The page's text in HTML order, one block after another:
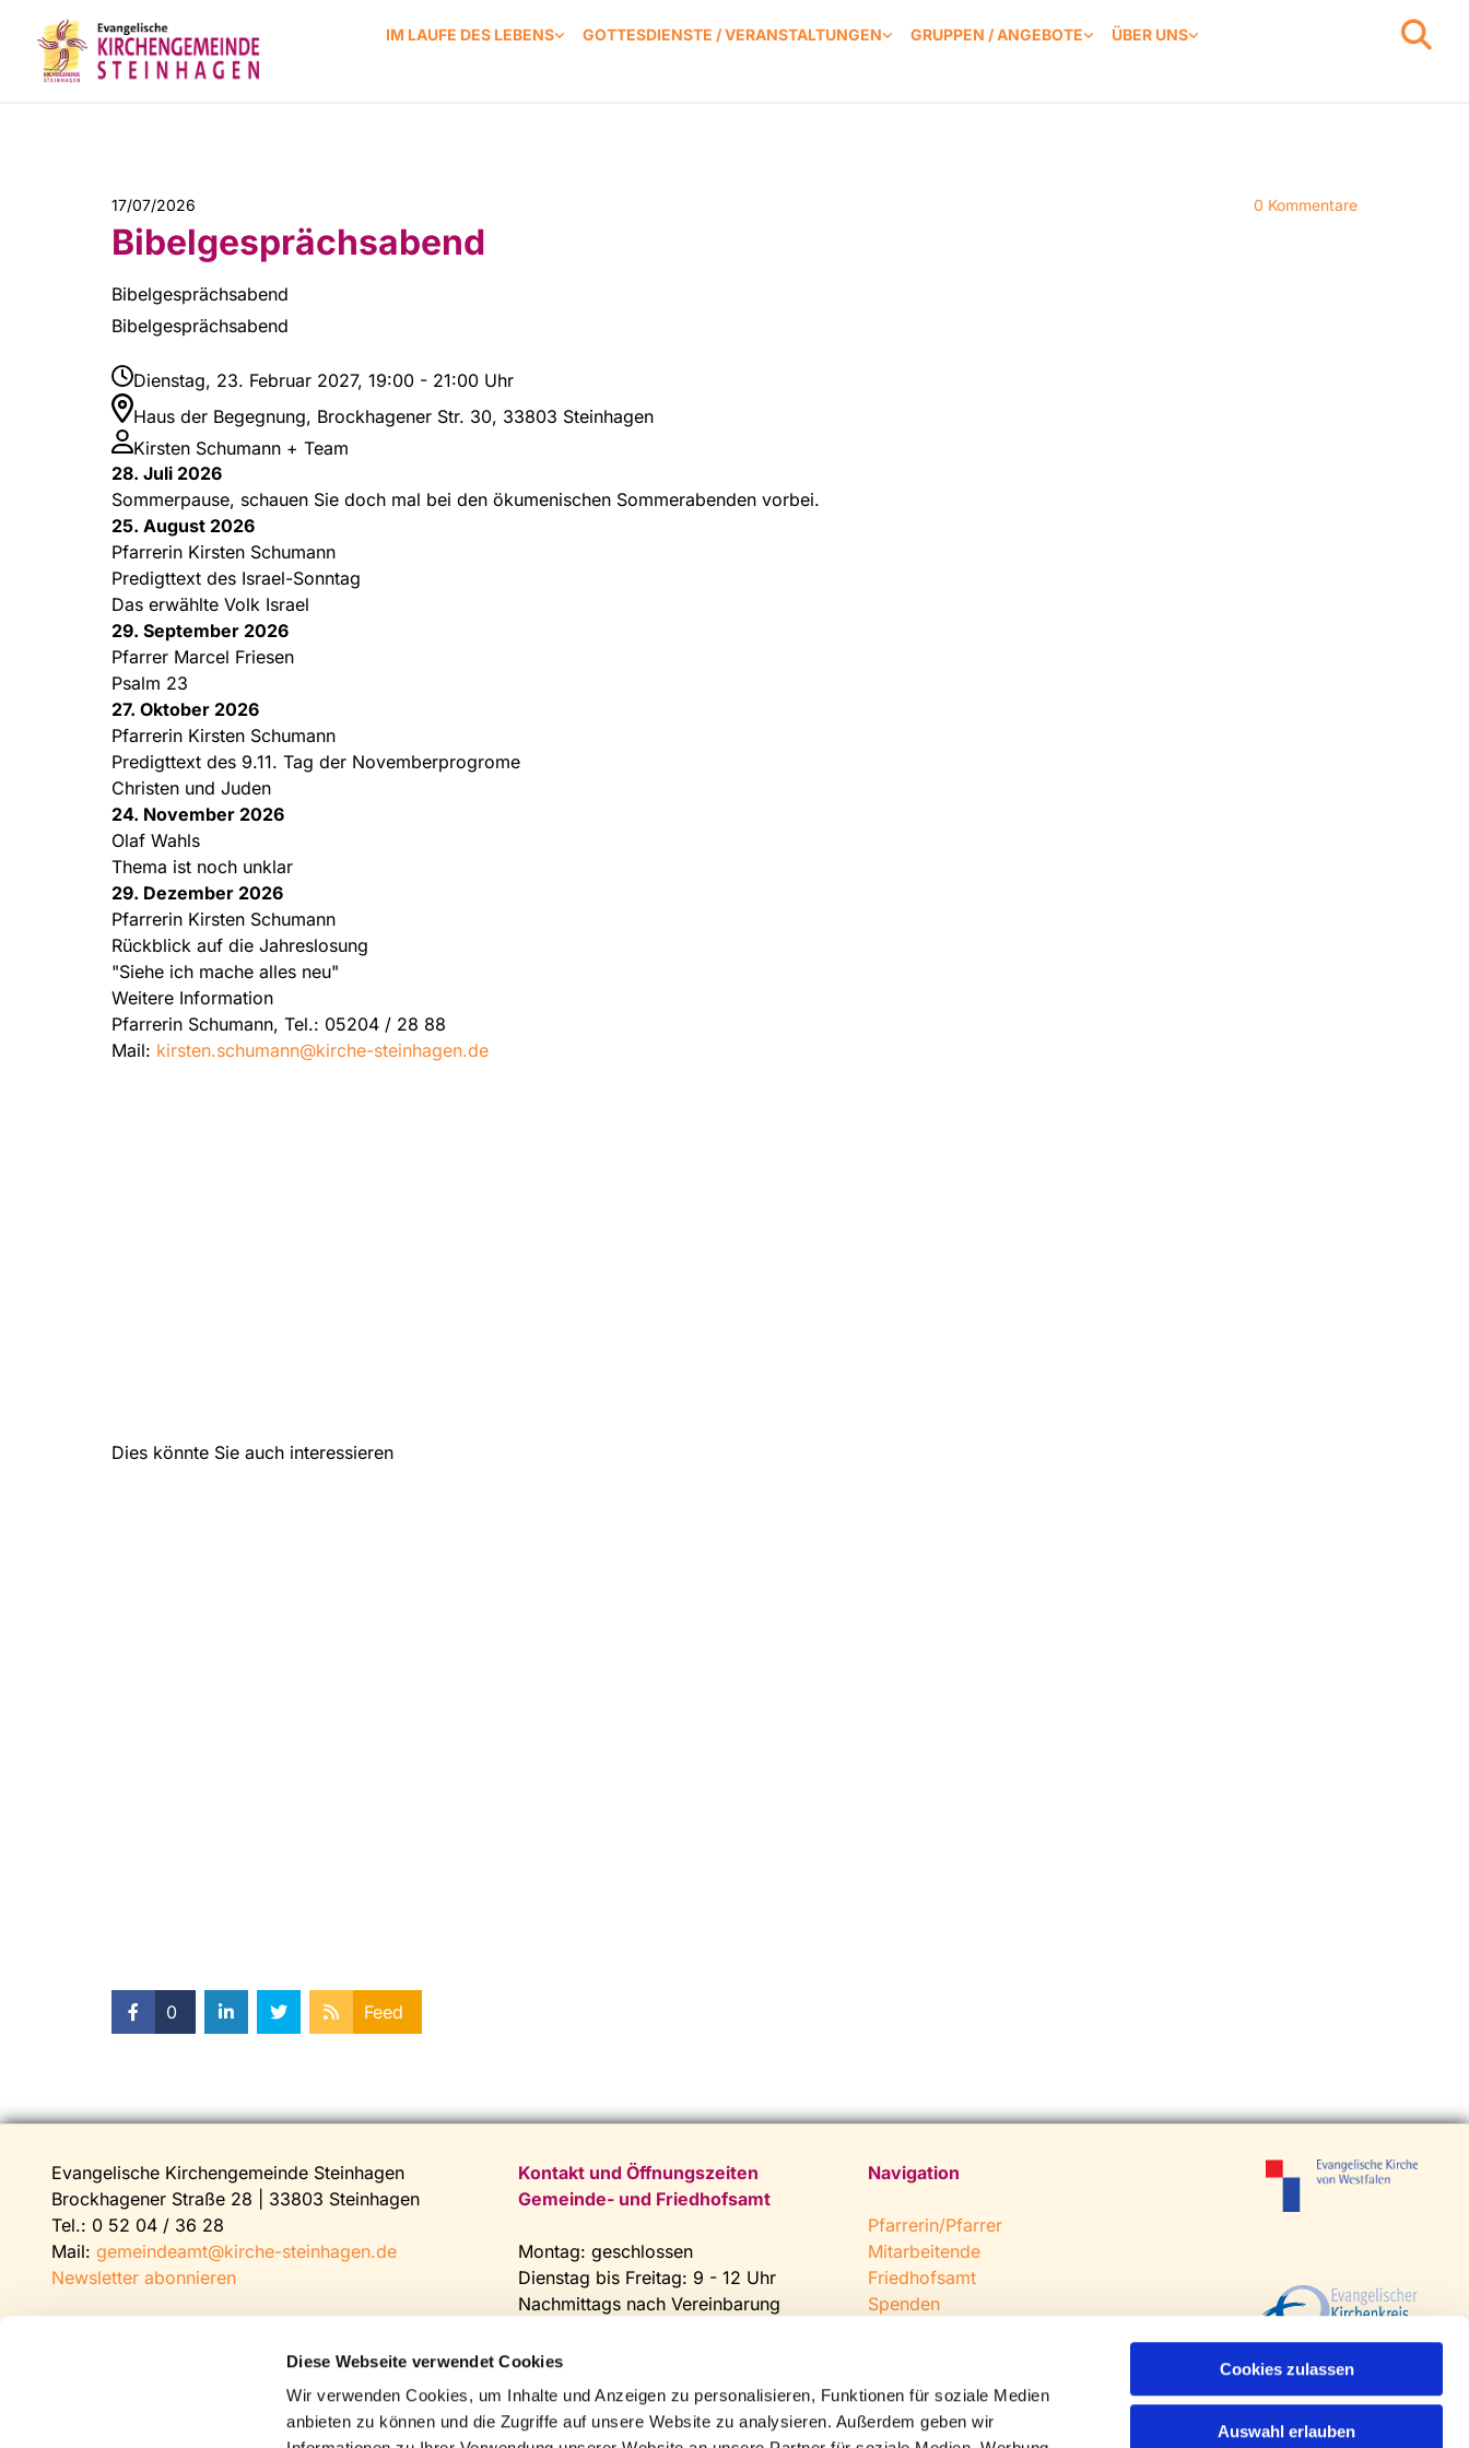
Diese Webseite verwendet Cookies
Wir verwenden Cookies, um Inhalte und Anzeigen zu personalisieren, Funktionen für soziale Medien
anbieten zu können und die Zugriffe auf unsere Website zu analysieren. Außerdem geben wir
Cookies zulassen
Auswahl erlauben
IM LAUFE DES LEBENS GOTTESDIENSTE / VERANSTALTUNGEN GRUPPEN / ANGEBOTE ÜBER UNS
17/07/2026 0 Kommentare
Bibelgesprächsabend
Bibelgesprächsabend
Bibelgesprächsabend
Dienstag, 23. Februar 2027, 19:00 - 21:00 Uhr
Haus der Begegnung, Brockhagener Str. 30, 33803 Steinhagen
Kirsten Schumann + Team
28. Juli 2026
Sommerpause, schauen Sie doch mal bei den ökumenischen Sommerabenden vorbei.
25. August 2026
Pfarrerin Kirsten Schumann
Predigttext des Israel-Sonntag
Das erwählte Volk Israel
29. September 2026
Pfarrer Marcel Friesen
Psalm 23
27. Oktober 2026
Pfarrerin Kirsten Schumann
Predigttext des 9.11. Tag der Novemberprogrome
Christen und Juden
24. November 2026
Olaf Wahls
Thema ist noch unklar
29. Dezember 2026
Pfarrerin Kirsten Schumann
Rückblick auf die Jahreslosung
"Siehe ich mache alles neu"
Weitere Information
Pfarrerin Schumann, Tel.: 05204 / 28 88
Mail: kirsten.schumann@kirche-steinhagen.de
Dies könnte Sie auch interessieren
0 Feed
Evangelische Kirchengemeinde Steinhagen
Brockhagener Straße 28 | 33803 Steinhagen
Tel.: 0 52 04 / 36 28
Mail: gemeindeamt@kirche-steinhagen.de
Newsletter abonnieren
Kontakt und Öffnungszeiten
Gemeinde- und Friedhofsamt
Montag: geschlossen
Dienstag bis Freitag: 9 - 12 Uhr
Nachmittags nach Vereinbarung
Tel:0 52 04 / 36 28
Mail: gemeindeamt@kirche-
steinhagen.de
Navigation
Pfarrerin/Pfarrer
Mitarbeitende
Friedhofsamt
Spenden